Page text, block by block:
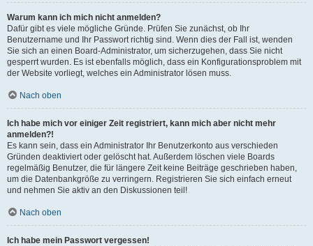
Warum kann ich mich nicht anmelden?
Dafür gibt es viele mögliche Gründe. Prüfen Sie zunächst, ob Ihr
Benutzername und Ihr Passwort richtig sind. Wenn dies der Fall ist, wenden
Sie sich an einen Board-Administrator, um sicherzugehen, dass Sie nicht
gesperrt wurden. Es ist ebenfalls möglich, dass ein Konfigurationsproblem mit
der Website vorliegt, welches ein Administrator lösen muss.
Nach oben
Ich habe mich vor einiger Zeit registriert, kann mich aber nicht mehr
anmelden?!
Es kann sein, dass ein Administrator Ihr Benutzerkonto aus verschieden
Gründen deaktiviert oder gelöscht hat. Außerdem löschen viele Boards
regelmäßig Benutzer, die für längere Zeit keine Beiträge geschrieben haben,
um die Datenbankgröße zu verringern. Registrieren Sie sich einfach erneut
und nehmen Sie aktiv an den Diskussionen teil!
Nach oben
Ich habe mein Passwort vergessen!